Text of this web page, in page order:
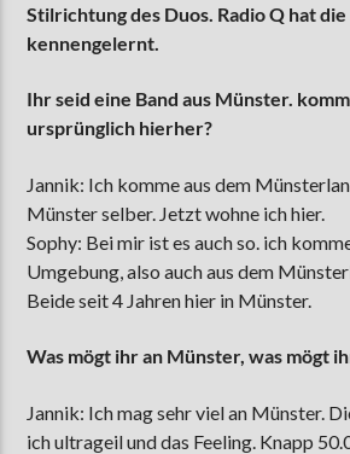
AKTUELLE SENDUNG
MOEBIUS
12:00 18:00
ZU HÖREN INMünster90,9 MHz
Stilrichtung des Duos. Radio Q hat
kennengelernt.
Ihr seid eine Band aus Münster.
ursprünglich hierher?
Jannik: Ich komme aus dem
Münster selber. Jetzt wohne ich hier.
Sophy: Bei mir ist es auch so. ich
Umgebung, also auch aus dem
Beide seit 4 Jahren hier in Münster.
Was mögt ihr an Münster, was mögt
Jannik: Ich mag sehr viel an Münster.
ich ultrageil und das Feeling. Knapp